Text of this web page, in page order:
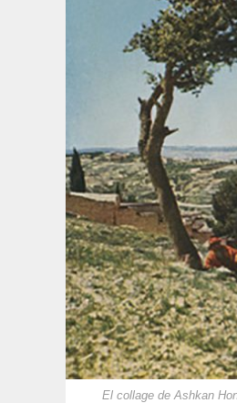
El collage de Ashkan